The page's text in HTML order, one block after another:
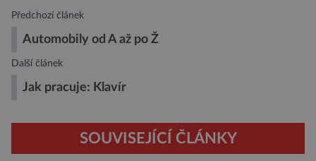
Předchozí článek
Automobily od A až po Ž
Další článek
Jak pracuje: Klavír
SOUVISEJÍCÍ ČLÁNKY